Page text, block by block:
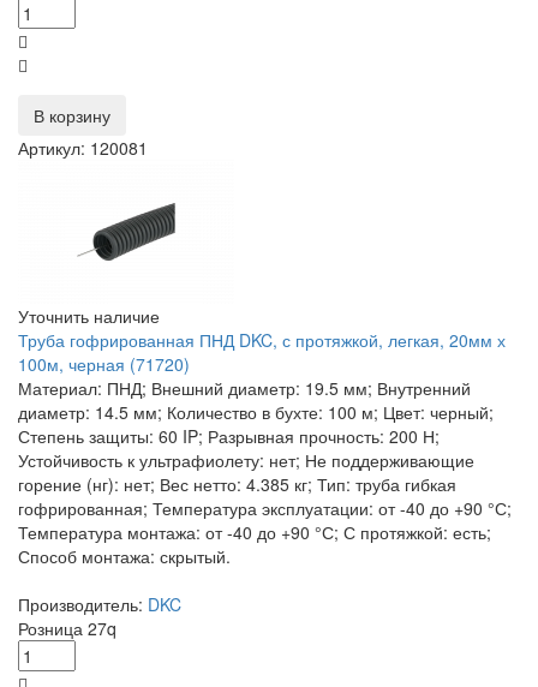
В корзину
Артикул: 120081
Уточнить наличие
Труба гофрированная ПНД DKC, с протяжкой, легкая, 20мм х
100м, черная (71720)
Материал: ПНД; Внешний диаметр: 19.5 мм; Внутренний
диаметр: 14.5 мм; Количество в бухте: 100 м; Цвет: черный;
Степень защиты: 60 IP; Разрывная прочность: 200 Н;
Устойчивость к ультрафиолету: нет; Не поддерживающие
горение (нг): нет; Вес нетто: 4.385 кг; Тип: труба гибкая
гофрированная; Температура эксплуатации: от -40 до +90 °С;
Температура монтажа: от -40 до +90 °С; С протяжкой: есть;
Способ монтажа: скрытый.
Производитель: DKC
Розница 27q